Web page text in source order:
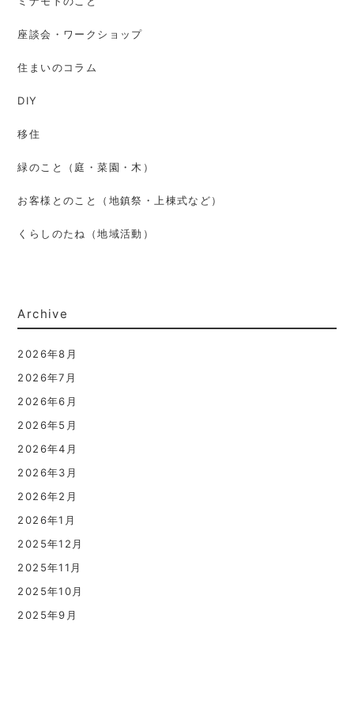
座談会・ワークショップ
住まいのコラム
DIY
移住
緑のこと（庭・菜園・木）
お客様とのこと（地鎮祭・上棟式など）
くらしのたね（地域活動）
Archive
2026年8月
2026年7月
2026年6月
2026年5月
2026年4月
2026年3月
2026年2月
2026年1月
2025年12月
2025年11月
2025年10月
2025年9月